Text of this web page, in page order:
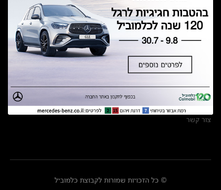
תקנון ימי מכירות 120 לכלמוביל
מצאו אותנו
אולמות תצוגה
מרכזי שירות
צור קשר
© כל הזכויות שמורות לקבוצת כלמוביל